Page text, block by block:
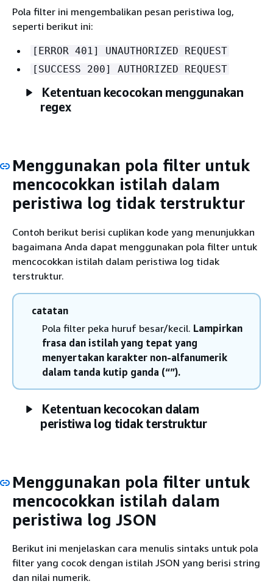
Pola filter ini mengembalikan pesan peristiwa log,
seperti berikut ini:
[ERROR 401] UNAUTHORIZED REQUEST
[SUCCESS 200] AUTHORIZED REQUEST
Ketentuan kecocokan menggunakan
regex
Menggunakan pola filter untuk
mencocokkan istilah dalam
peristiwa log tidak terstruktur
Contoh berikut berisi cuplikan kode yang menunjukkan
bagaimana Anda dapat menggunakan pola filter untuk
mencocokkan istilah dalam peristiwa log tidak
terstruktur.
catatan
Pola filter peka huruf besar/kecil. Lampirkan
frasa dan istilah yang tepat yang
menyertakan karakter non-alfanumerik
dalam tanda kutip ganda (“”).
Ketentuan kecocokan dalam
peristiwa log tidak terstruktur
Menggunakan pola filter untuk
mencocokkan istilah dalam
peristiwa log JSON
Berikut ini menjelaskan cara menulis sintaks untuk pola
filter yang cocok dengan istilah JSON yang berisi string
dan nilai numerik.